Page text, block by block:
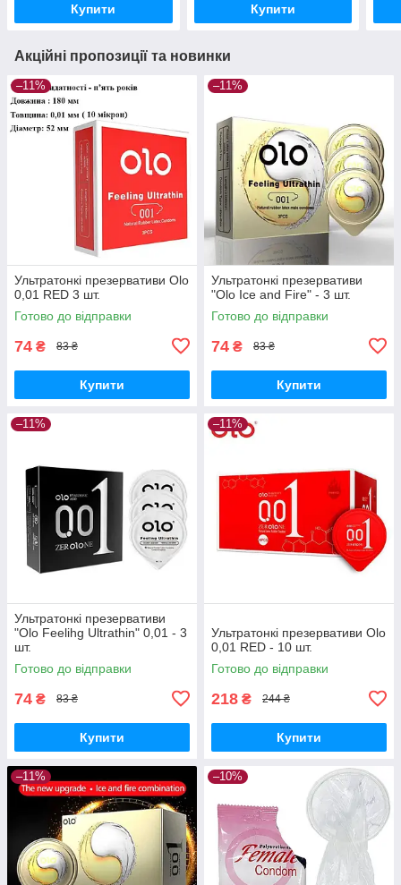
Купити Купити
Акційні пропозиції та новинки
–11%
Ультратонкі презервативи Olo
0,01 RED 3 шт.
Готово до відправки
74 ₴ 83 ₴
Купити
–11%
Ультратонкі презервативи
"Olo Ice and Fire" - 3 шт.
Готово до відправки
74 ₴ 83 ₴
Купити
–11%
Ультратонкі презервативи
"Olo Feelihg Ultrathin" 0,01 - 3
шт.
Готово до відправки
74 ₴ 83 ₴
Купити
–11%
Ультратонкі презервативи Olo
0,01 RED - 10 шт.
Готово до відправки
218 ₴ 244 ₴
Купити
–11% –10%